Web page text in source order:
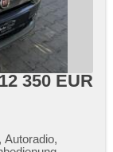
12 350 EUR
Autoradio,